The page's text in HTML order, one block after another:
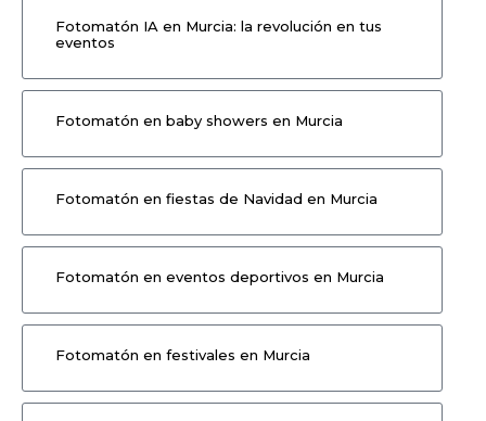
Fotomatón IA en Murcia: la revolución en tus
eventos
Fotomatón en baby showers en Murcia
Fotomatón en fiestas de Navidad en Murcia
Fotomatón en eventos deportivos en Murcia
Fotomatón en festivales en Murcia